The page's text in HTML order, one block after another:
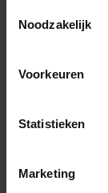
Noodzakelijk
Voorkeuren
Statistieken
Marketing